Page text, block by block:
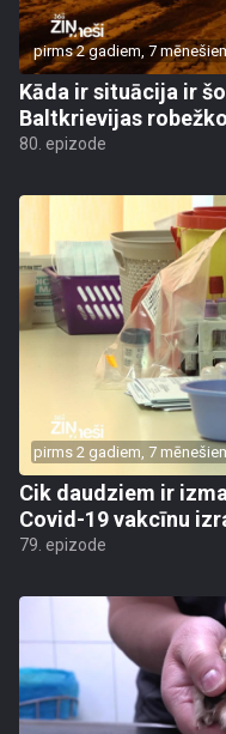
pirms 2 gadiem, 7
Kāda ir situācija ir
Baltkrievijas
80. epizode
pirms 2 gadiem, 7
Cik daudziem ir
Covid-19 vakcīnu
79. epizode